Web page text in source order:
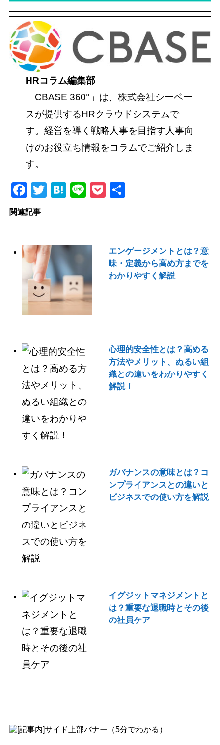
HRコラム編集部
「CBASE 360°」は、株式会社シーベー
スが提供するHRクラウドシステムで
す。経営を導く戦略人事を目指す人事向
けのお役立ち情報をコラムでご紹介しま
す。
Facebook
Twitter
Hatena
LinePocket
関連記事
エンゲージメントとは？意
味・定義から高め方までを
わかりやすく解説
心理的安全性とは？高める
方法やメリット、ぬるい組
織との違いをわかりやすく
解説！
ガバナンスの意味とは？コ
ンプライアンスとの違いと
ビジネスでの使い方を解説
イグジットマネジメントと
は？重要な退職時とその後
の社員ケア